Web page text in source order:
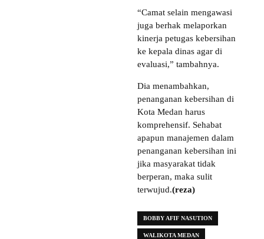
“Camat selain mengawasi
juga berhak melaporkan
kinerja petugas kebersihan
ke kepala dinas agar di
evaluasi,” tambahnya.
Dia menambahkan,
penanganan kebersihan di
Kota Medan harus
komprehensif. Sehabat
apapun manajemen dalam
penanganan kebersihan ini
jika masyarakat tidak
berperan, maka sulit
terwujud.(reza)
BOBBY AFIF NASUTION
WALIKOTA MEDAN